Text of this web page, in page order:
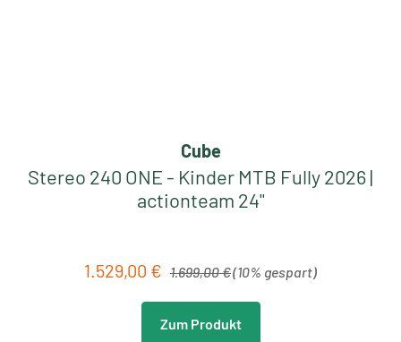
Cube
Stereo 240 ONE - Kinder MTB Fully 2026 |
actionteam 24"
Verkaufspreis:
1.529,00 € 1.699,00 €(10% gespart)
Zum Produkt